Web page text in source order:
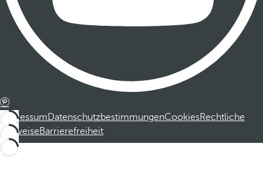
ImpressumDatenschutzbestimmungenCookiesRechtliche
HinweiseBarrierefreiheit